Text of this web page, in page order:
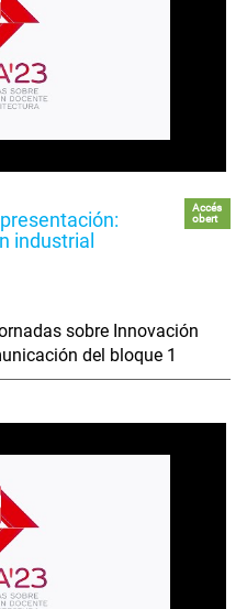
industrial
Accés
obert
sobre Innovación
del bloque 1